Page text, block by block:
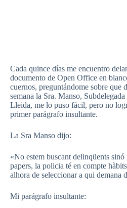
Cada quince días me encuentro
documento de Open Office en
cuernos, preguntándome sobre que
semana la Sra. Manso,
Lleida, me lo puso fácil, pero no
primer parágrafo insultante.
La Sra Manso dijo:
«No estem buscant delinqüents sinó
papers, la policia té en compte
alhora de seleccionar a qui demana
Mi parágrafo insultante: